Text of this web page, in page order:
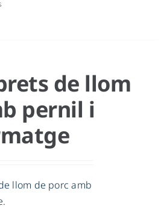
de llom
pernil i
llom de porc amb